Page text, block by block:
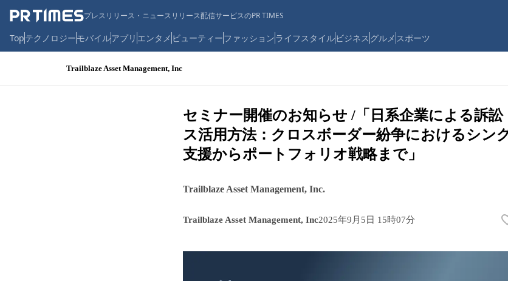
プレスリリース・ニュースリリース配信サービスのPR TIMES
Topテクノロジーモバイルアプリ エンタメ ビューティーファッションライフスタイルビジネス グルメ スポーツ
Trailblaze Asset Management, Inc
セミナー開催のお知らせ /「日系企業による訴
ス活用方法：クロスボーダー紛争におけるシン
支援からポートフォリオ戦略まで」
Trailblaze Asset Management, Inc.
Trailblaze Asset Management, Inc2025年9月5日 15時07分